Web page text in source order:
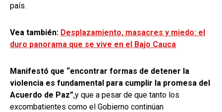
país.
Vea también: Desplazamiento, masacres y miedo: el
duro panorama que se vive en el Bajo Cauca
Manifestó que “encontrar formas de detener la
violencia es fundamental para cumplir la promesa del
Acuerdo de Paz”,y que a pesar de que tanto los
excombatientes como el Gobierno continúan